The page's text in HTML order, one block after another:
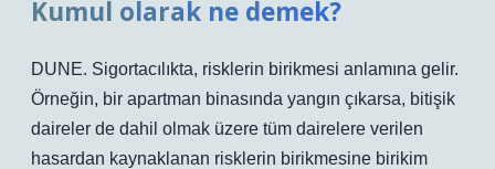
Kumul olarak ne demek?
DUNE. Sigortacılıkta, risklerin birikmesi anlamına gelir.
Örneğin, bir apartman binasında yangın çıkarsa, bitişik
daireler de dahil olmak üzere tüm dairelere verilen
hasardan kaynaklanan risklerin birikmesine birikim